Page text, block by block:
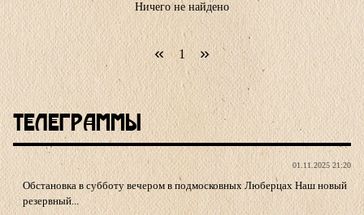
Ничего не найдено
1
Телеграммы
01.11.2025 21:20
Обстановка в субботу вечером в подмосковных Люберцах Наш новый
резервный...